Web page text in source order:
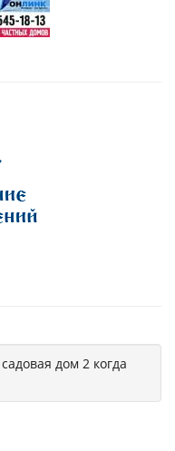
дом 2 когда